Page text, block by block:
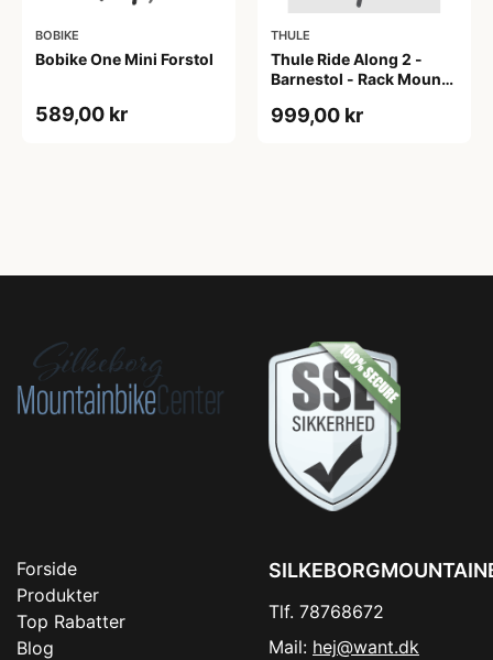
BOBIKE
Bobike One Mini Forstol
589,00 kr
THULE
Thule Ride Along 2 -
Barnestol - Rack Mount -
999,00 kr
Forside
Produkter
Top Rabatter
Blog
Tlf. 78768672
Mail: hej@want.dk